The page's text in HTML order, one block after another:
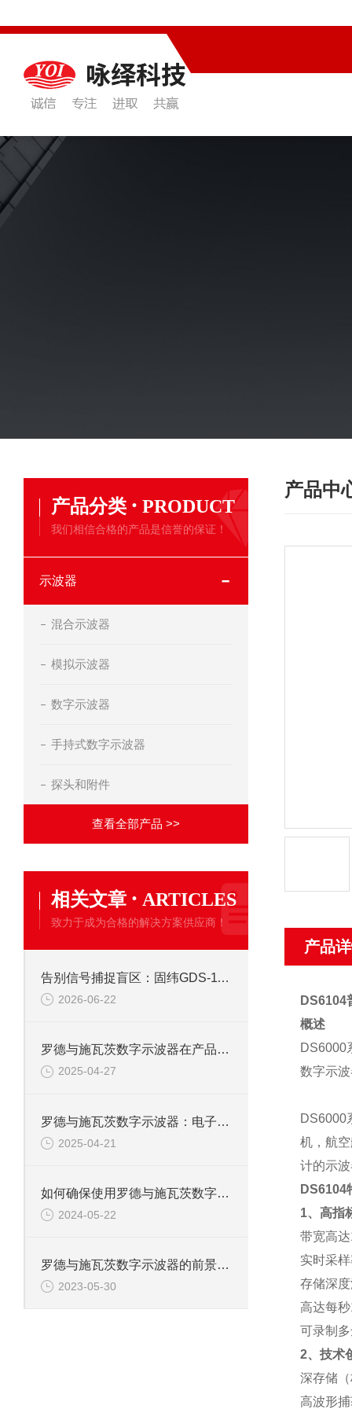
产品分类 · PRODUCT
我们相信合格的产品是信誉的保证！
示波器
混合示波器
模拟示波器
数字示波器
手持式数字示波器
探头和附件
查看全部产品 >>
相关文章 · ARTICLES
致力于成为合格的解决方案供应商！
告别信号捕捉盲区：固纬GDS-1102示波器峰值侦测与触发系统全攻略
2026-06-22
罗德与施瓦茨数字示波器在产品开发中的关键作用
2025-04-27
罗德与施瓦茨数字示波器：电子工程师的精准测量设备
2025-04-21
如何确保使用罗德与施瓦茨数字示波器的安全性？
2024-05-22
罗德与施瓦茨数字示波器的前景和发展怎样？
2023-05-30
产品中
产品
DS6104
概述
DS6000
数字示
DS6000
机，航
计的示
DS6104
1、高指
带宽高
实时采
存储深
高达每
可录制
2、技术
深存储
高波形